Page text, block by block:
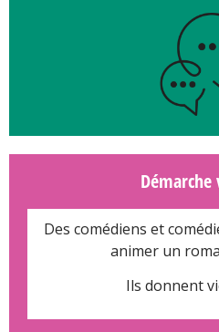
Des comédiens et
animer un
Ils donnent